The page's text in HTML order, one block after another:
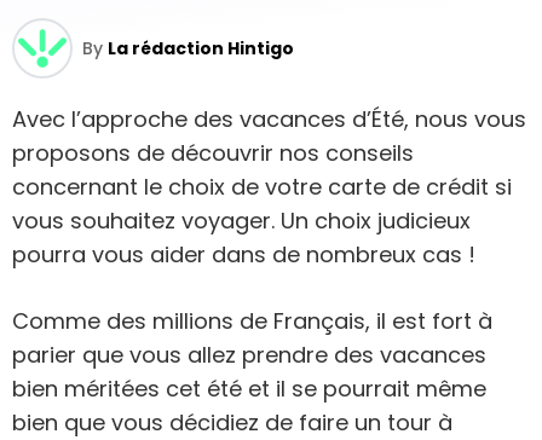
By La rédaction Hintigo
Avec l’approche des vacances d’Été, nous vous
proposons de découvrir nos conseils
concernant le choix de votre carte de crédit si
vous souhaitez voyager. Un choix judicieux
pourra vous aider dans de nombreux cas !
Comme des millions de Français, il est fort à
parier que vous allez prendre des vacances
bien méritées cet été et il se pourrait même
bien que vous décidiez de faire un tour à